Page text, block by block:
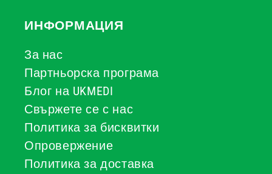
ИНФОРМАЦИЯ
За нас
Партньорска програма
Блог на UKMEDI
Свържете се с нас
Политика за бисквитки
Опровержение
Политика за доставка